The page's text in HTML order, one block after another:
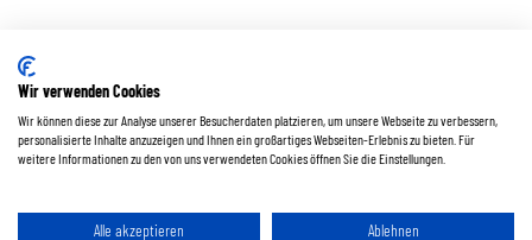
Wir verwenden Cookies
Wir können diese zur Analyse unserer Besucherdaten platzieren, um unsere Webseite zu verbessern,
personalisierte Inhalte anzuzeigen und Ihnen ein großartiges Webseiten-Erlebnis zu bieten. Für
weitere Informationen zu den von uns verwendeten Cookies öffnen Sie die Einstellungen.
Alle akzeptieren Ablehnen